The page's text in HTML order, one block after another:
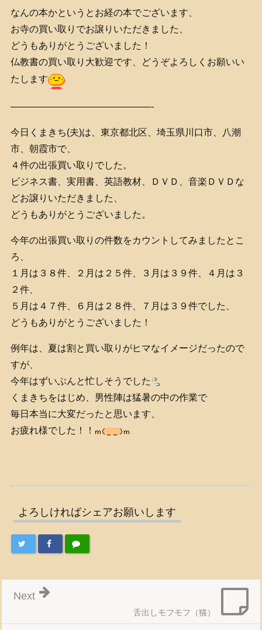
なんの本かというとお経の本でございます、
お寺の買い取りでお譲りいただきました、
どうもありがとうございました！
仏教書の買い取り大歓迎です、どうぞよろしくお願いい
たします
———————————————-
今日くまきち(夫)は、東京都北区、埼玉県川口市、八潮
市、朝霞市で、
４件の出張買い取りでした。
ビジネス書、実用書、英語教材、ＤＶＤ、音楽ＤＶＤな
どお譲りいただきました、
どうもありがとうございました。
今年の出張買い取りの件数をカウントしてみましたとこ
ろ、
１月は３８件、２月は２５件、３月は３９件、４月は３
２件、
５月は４７件、６月は２８件、７月は３９件でした、
どうもありがとうございました！
例年は、夏は割と買い取りがヒマなイメージだったので
すが、
今年はずいぶんと忙しそうでした
くまきちをはじめ、男性陣は猛暑の中の作業で
毎日本当に大変だったと思います、
お疲れ様でした！！
よろしければシェアお願いします
舌出しモフモフ（猫）
Next